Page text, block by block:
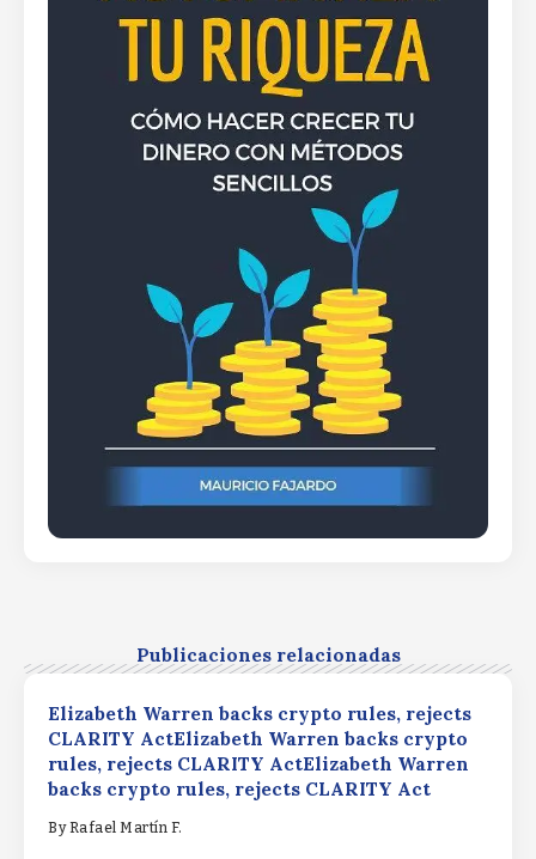
Publicaciones relacionadas
Elizabeth Warren backs crypto rules, rejects
CLARITY ActElizabeth Warren backs crypto
rules, rejects CLARITY ActElizabeth Warren
backs crypto rules, rejects CLARITY Act
By Rafael Martín F.